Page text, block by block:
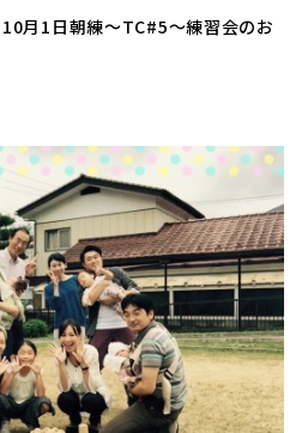
月1日朝練～TC#5～練習会のお